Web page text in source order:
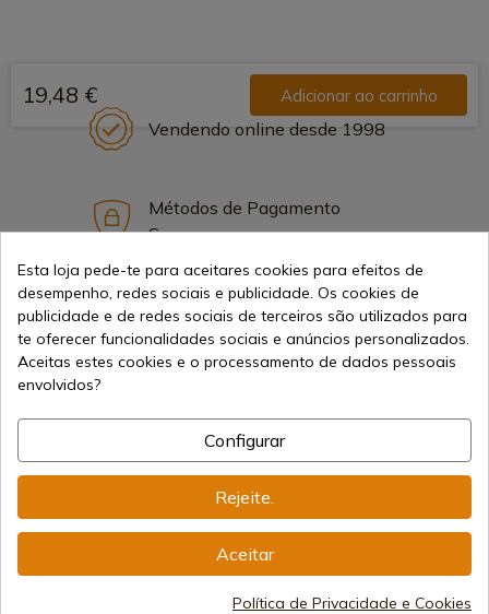
19,48 € Adicionar ao carrinho
Vendendo online desde 1998
Métodos de Pagamento
Seguros
Frete Internacional
Informação
info@aceros-de-hispania.com
Esta loja pede-te para aceitares cookies para efeitos de
desempenho, redes sociais e publicidade. Os cookies de
publicidade e de redes sociais de terceiros são utilizados para
te oferecer funcionalidades sociais e anúncios personalizados.
Aceitas estes cookies e o processamento de dados pessoais
envolvidos?
Configurar
Rejeite.
Aceitar
Política de Privacidade e Cookies